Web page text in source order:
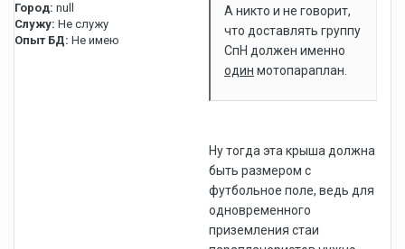
Город: null
Служу: Не служу
Опыт БД: Не имею
А никто и не говорит,
что доставлять группу
СпН должен именно
один мотопараплан.
Ну тогда эта крыша должна
быть размером с
футбольное поле, ведь для
одновременного
приземления стаи